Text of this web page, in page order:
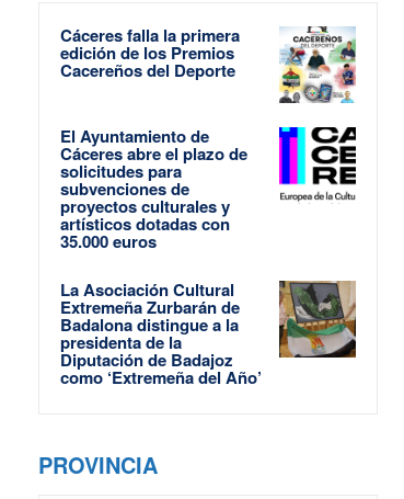
Cáceres falla la primera
edición de los Premios
Cacereños del Deporte
El Ayuntamiento de
Cáceres abre el plazo de
solicitudes para
subvenciones de
proyectos culturales y
artísticos dotadas con
35.000 euros
La Asociación Cultural
Extremeña Zurbarán de
Badalona distingue a la
presidenta de la
Diputación de Badajoz
como ‘Extremeña del Año’
PROVINCIA